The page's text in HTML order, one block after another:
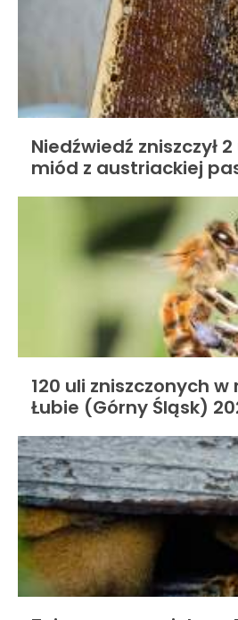
Niedźwiedź zniszczył
miód z austriackiej
120 uli zniszczonych
Łubie (Górny Śląsk)